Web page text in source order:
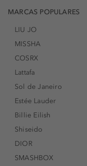
MARCAS POPULARES
LIU JO
MISSHA
COSRX
Lattafa
Sol de Janeiro
Estée Lauder
Billie Eilish
Shiseido
DIOR
SMASHBOX